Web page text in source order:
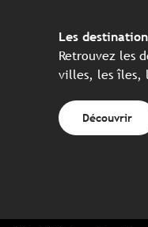
Les
Retrouvez les
villes, les îles,
Découvrir